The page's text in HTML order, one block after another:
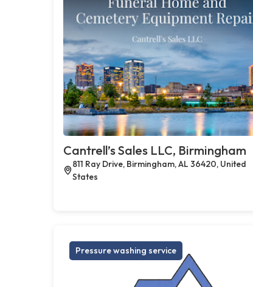
Cantrell’s Sales LLC, Birmingham
811 Ray Drive, Birmingham, AL 36420, United
States
Pressure washing service